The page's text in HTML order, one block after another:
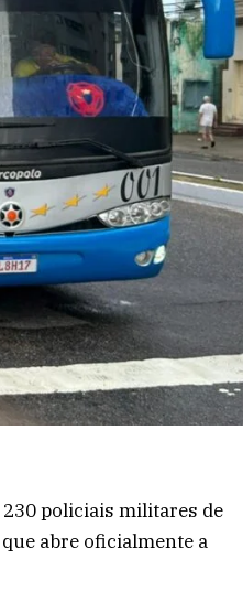
policiais militares de
abre oficialmente a